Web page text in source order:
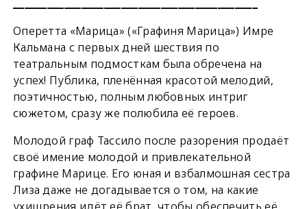
Оперетта «Марица» («Графиня Марица») Имре
Кальмана с первых дней шествия по
театральным подмосткам была обречена на
успех! Публика, пленённая красотой мелодий,
поэтичностью, полным любовных интриг
сюжетом, сразу же полюбила её героев.
Молодой граф Тассило после разорения продаёт
своё имение молодой и привлекательной
графине Марице. Его юная и взбалмошная сестра
Лиза даже не догадывается о том, на какие